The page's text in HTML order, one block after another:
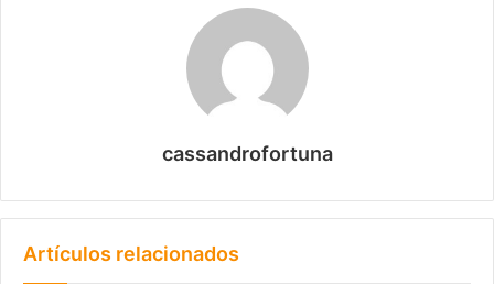
cassandrofortuna
Artículos relacionados